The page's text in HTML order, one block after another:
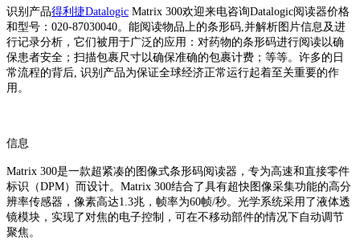
识别产品得利捷Datalogic Matrix 300欢迎来电咨询Datalogic阅读器价格
和型号：020-87030040。能阅读物品上的条形码,并解析图片信息及进
行记录分析，它们被用于广泛的应用：对药物的条形码进行阅读以确
保患者安全；扫描包裹尺寸以确保准确的包裹计费；等等。许多的日
常流程的背后, 识别产品为保证全球经济正常运行起着至关重要的作
用。
信息
Matrix 300是一款超紧凑的图像式条形码阅读器，专为高速和直接零件
标识（DPM）而设计。Matrix 300结合了具有超快图像采集功能的高分
辨率传感器，像素高达1.3兆，帧率为60帧/秒。光学系统采用了液体透
镜模块，实现了对焦的电子控制，可在不移动部件的情况下自动调节
聚焦。